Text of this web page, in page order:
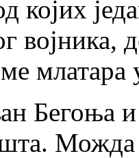
којих
војника,
млатара
Бегоња
Можда